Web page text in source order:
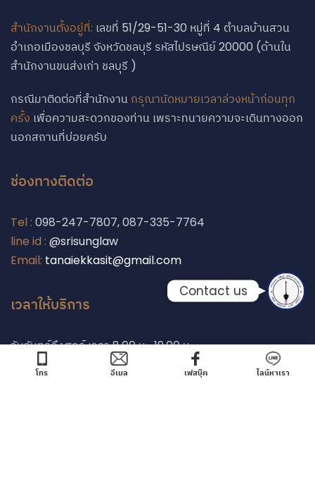
สำนักงานตั้งอยู่ที่: เลขที่ 51/29-51-30 หมู่ที่ 4 ตำบลบ้านสวน
อำเภอเมืองชลบุรี จังหวัดชลบุรี รหัสไปรษณีย์ 20000 (ด้านใน
สำนักงานขนส่งเก่า ชลบุรี )
กรณีมาติดต่อที่สำนักงาน กรุณานัดหมายเวลาล่วงหน้าก่อนทุก
ครั้ง เพื่อความสะดวกของท่าน เพราะทนายความจะเดินทางออก
นอกสถานที่บ่อยครับ
ช่องทางติดต่อ
Tel : 098-247-7807, 087-335-7764
line id : @srisunglaw
Email: tanaiekkasit@gmail.com
เวลาให้บริการ
วันจันทร์ถึงศุกร์ เวลา 8.00 น.-19.00 น.
วันเสาร์อาทิตย์ 10.00-19.00 น.
โทร อีเมล เฟสบุ๊ค ไลน์หาเรา
Phone
Contact us